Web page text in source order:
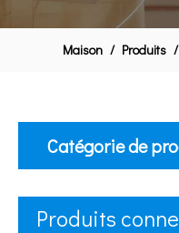
Maison / Produits /
Catégorie de
Produits